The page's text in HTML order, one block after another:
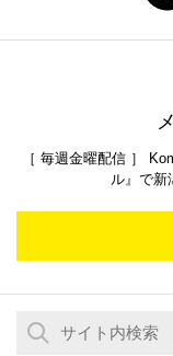
［ 毎週金曜配信 ］
ル』で新